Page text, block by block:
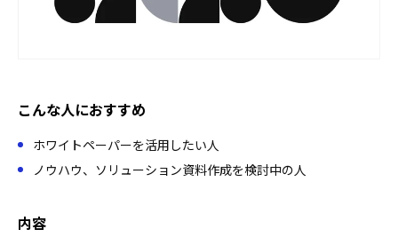
こんな人におすすめ
ホワイトペーパーを活用したい人
ノウハウ、ソリューション資料作成を検討中の人
内容